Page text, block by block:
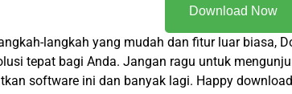
Download Now
langkah yang mudah dan fitur luar biasa,
tepat bagi Anda. Jangan ragu untuk
software ini dan banyak lagi. Happy